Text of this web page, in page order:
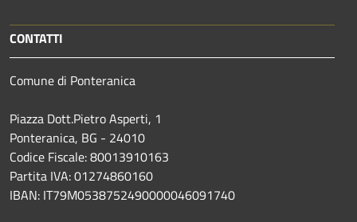
CONTATTI
Comune di Ponteranica
Piazza Dott.Pietro Asperti, 1
Ponteranica, BG - 24010
Codice Fiscale: 80013910163
Partita IVA: 01274860160
IBAN: IT79M0538752490000046091740